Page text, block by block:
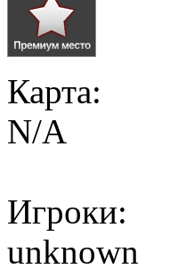
Карта:
N/A
Игроки:
unknown